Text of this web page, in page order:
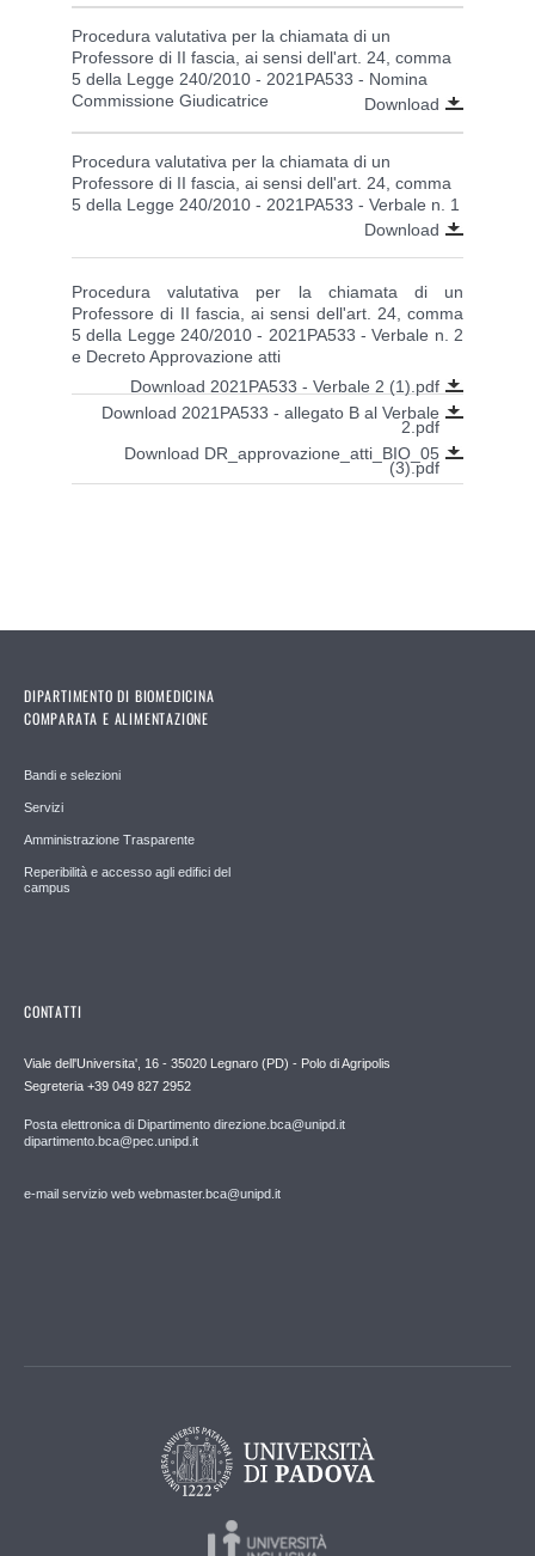
Procedura valutativa per la chiamata di un
Professore di II fascia, ai sensi dell'art. 24, comma
5 della Legge 240/2010 - 2021PA533 - Nomina
Commissione Giudicatrice
Download
Procedura valutativa per la chiamata di un
Professore di II fascia, ai sensi dell'art. 24, comma
5 della Legge 240/2010 - 2021PA533 - Verbale n. 1
Download
Procedura valutativa per la chiamata di un
Professore di II fascia, ai sensi dell'art. 24, comma
5 della Legge 240/2010 - 2021PA533 - Verbale n. 2
e Decreto Approvazione atti
Download 2021PA533 - Verbale 2 (1).pdf
Download 2021PA533 - allegato B al Verbale
2.pdf
Download DR_approvazione_atti_BIO_05
(3).pdf
DIPARTIMENTO DI BIOMEDICINA
COMPARATA E ALIMENTAZIONE
Bandi e selezioni
Servizi
Amministrazione Trasparente
Reperibilità e accesso agli edifici del
campus
CONTATTI
Viale dell'Universita', 16 - 35020 Legnaro (PD) - Polo di Agripolis
Segreteria +39 049 827 2952
Posta elettronica di Dipartimento direzione.bca@unipd.it
dipartimento.bca@pec.unipd.it
e-mail servizio web webmaster.bca@unipd.it